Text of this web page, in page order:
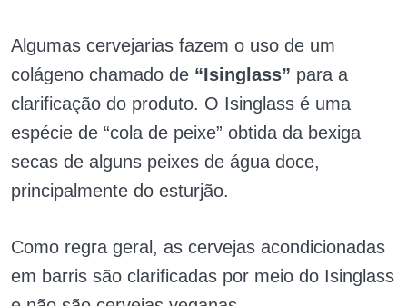
Algumas cervejarias fazem o uso de um
colágeno chamado de “Isinglass” para a
clarificação do produto. O Isinglass é uma
espécie de “cola de peixe” obtida da bexiga
secas de alguns peixes de água doce,
principalmente do esturjão.
Como regra geral, as cervejas acondicionadas
em barris são clarificadas por meio do Isinglass